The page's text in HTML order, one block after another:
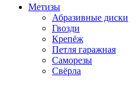
Метизы
Абразивные диски
Гвозди
Крепёж
Петля гаражная
Саморезы
Свёрла